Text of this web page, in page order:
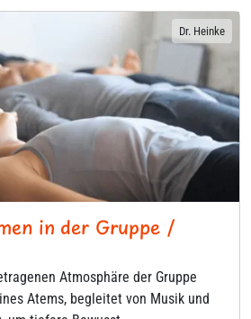
Dr. Heinke
in der Gruppe /
Atmosphäre der Gruppe
Atems, begleitet von Musik und